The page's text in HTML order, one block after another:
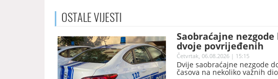
OSTALEVIJESTI
Saobraćajne
dvoje povrijeđenih
Četvrtak, 06.08.2026 | 15:15
Dvije saobraćajne nezgode
časova na nekoliko važnih